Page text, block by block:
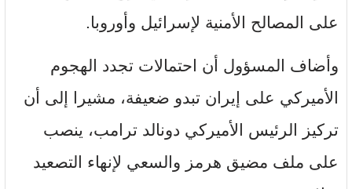
على المصالح الأمنية لإسرائيل وأوروبا.
وأضاف المسؤول أن احتمالات تجدد الهجوم
الأميركي على إيران تبدو ضعيفة، مشيرا إلى أن
تركيز الرئيس الأميركي دونالد ترامب، ينصب
على ملف مضيق هرمز والسعي لإنهاء التصعيد